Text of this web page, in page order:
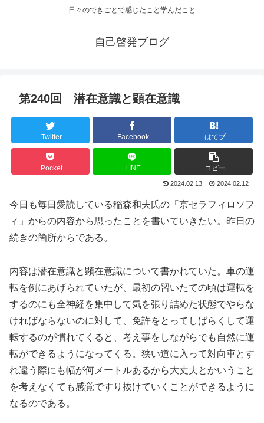
日々のできごとで感じたこと学んだこと
自己啓発ブログ
第240回 潜在意識と顕在意識
Twitter Facebook はてブ
Pocket LINE コピー
2024.02.13 2024.02.12
今日も毎日愛読している稲森和夫氏の「京セラフィロソフ
ィ」からの内容から思ったことを書いていきたい。昨日の
続きの箇所からである。
内容は潜在意識と顕在意識について書かれていた。車の運
転を例にあげられていたが、最初の習いたての頃は運転を
するのにも全神経を集中して気を張り詰めた状態でやらな
ければならないのに対して、免許をとってしばらくして運
転するのが慣れてくると、考え事をしながらでも自然に運
転ができるようになってくる。狭い道に入って対向車とす
れ違う際にも幅が何メートルあるから大丈夫とかいうこと
を考えなくても感覚ですり抜けていくことができるように
なるのである。